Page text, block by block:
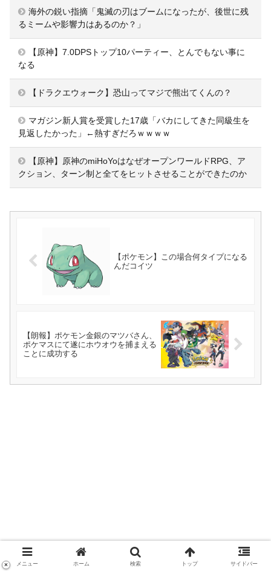
海外の鋭い指摘「鬼滅の刃はブームになったが、後世に残
るミームや影響力はあるのか？」
【原神】7.0DPSトップ10パーティー、とんでもない事に
なる
【ドラクエウォーク】恐山ってマジで熊出てくんの？
マガジン新人賞を受賞した17歳「バカにしてきた同級生を
見返したかった」←熱すぎだろｗｗｗｗ
【原神】原神のmiHoYoはなぜオープンワールドRPG、ア
クション、ターン制と全てをヒットさせることができたのか
【ポケモン】この場合何タイプになる
んだコイツ
【朗報】ポケモン金銀のマツバさん、
ポケマスにて遂にホウオウを捕まえる
ことに成功する
メニュー ホーム 検索 トップ サイドバー
×